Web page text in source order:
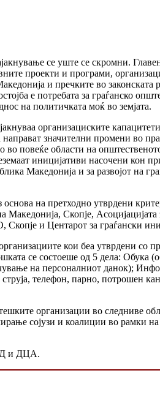
се уште се скромни.
проекти и програми,
и пречките во законската
е потребата за граѓанско
на политичката моќ во земјата.
организациските
значителни промени во
во повеќе области на
иницијативи насочени кон
Македонија и за развојот на
на претходно утврдени
Скопје,
и Центарот за граѓански
кои беа утврдени со
се состоеше од 5 дела: Обука
на персоналниот данок);
телефон, парно, потрошен
организации во следниве
сојузи и коалиции во рамки
и ДЦА.